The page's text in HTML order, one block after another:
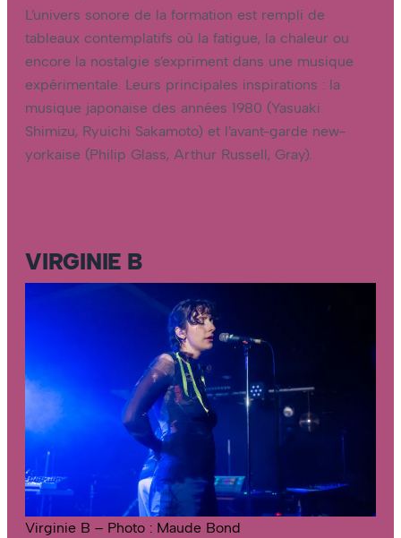
L’univers sonore de la formation est rempli de
tableaux contemplatifs où la fatigue, la chaleur ou
encore la nostalgie s’expriment dans une musique
expérimentale. Leurs principales inspirations : la
musique japonaise des années 1980 (Yasuaki
Shimizu, Ryuichi Sakamoto) et l’avant-garde new-
yorkaise (Philip Glass, Arthur Russell, Gray).
VIRGINIE B
Virginie B – Photo : Maude Bond